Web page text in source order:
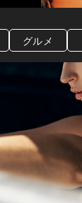
グルメ